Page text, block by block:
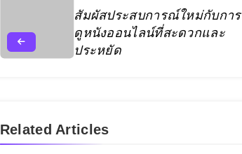
สัมผัสประสบการณ์ใหม่กับการ
ดูหนังออนไลน์ที่สะดวกและ
ประหยัด
Related Articles